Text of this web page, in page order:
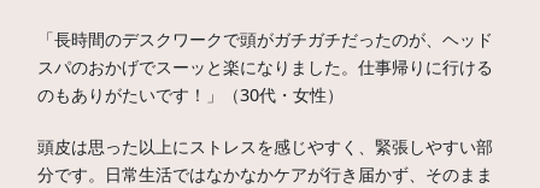
「長時間のデスクワークで頭がガチガチだったのが、ヘッド
スパのおかげでスーッと楽になりました。仕事帰りに行ける
のもありがたいです！」（30代・女性）
頭皮は思った以上にストレスを感じやすく、緊張しやすい部
分です。日常生活ではなかなかケアが行き届かず、そのまま